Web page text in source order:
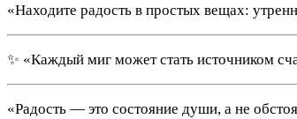
«Находите радость в простых вещах:
✨ «Каждый миг может стать источником
«Радость — это состояние души, а не